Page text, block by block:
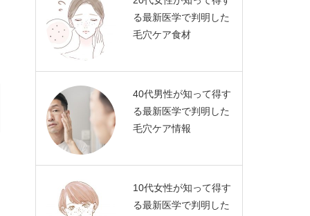
る最新医学で判明した
毛穴ケア食材
40代男性が知って得す
る最新医学で判明した
毛穴ケア情報
10代女性が知って得す
る最新医学で判明した